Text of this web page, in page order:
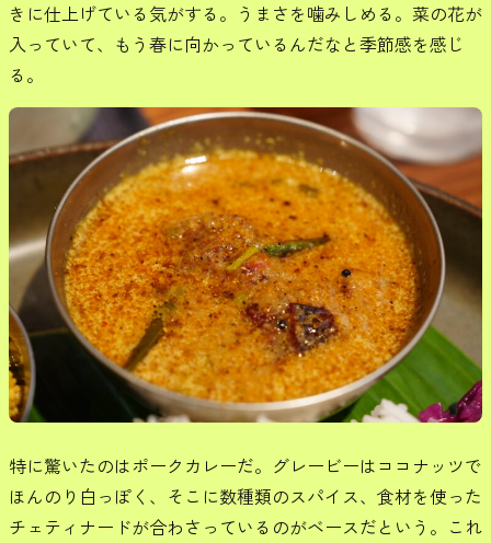
きに仕上げている気がする。うまさを噛みしめる。菜の花が
入っていて、もう春に向かっているんだなと季節感を感じ
る。
特に驚いたのはポークカレーだ。グレービーはココナッツで
ほんのり白っぽく、そこに数種類のスパイス、食材を使った
チェティナードが合わさっているのがベースだという。これ